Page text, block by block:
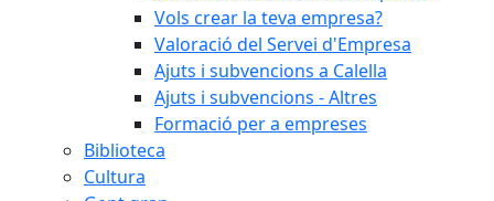
Vols crear la teva empresa?
Valoració del Servei d'Empresa
Ajuts i subvencions a Calella
Ajuts i subvencions - Altres
Formació per a empreses
Biblioteca
Cultura